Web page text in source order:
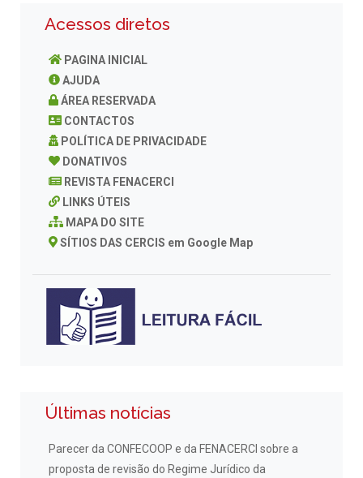
Acessos diretos
PAGINA INICIAL
AJUDA
ÁREA RESERVADA
CONTACTOS
POLÍTICA DE PRIVACIDADE
DONATIVOS
REVISTA FENACERCI
LINKS ÚTEIS
MAPA DO SITE
SÍTIOS DAS CERCIS em Google Map
Últimas notícias
Parecer da CONFECOOP e da FENACERCI sobre a
proposta de revisão do Regime Jurídico da